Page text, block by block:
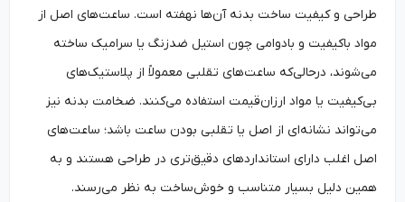
طراحی و کیفیت ساخت بدنه آن‌ها نهفته است. ساعت‌های اصل از
مواد باکیفیت و بادوامی چون استیل ضدزنگ یا سرامیک ساخته
می‌شوند، درحالی‌که ساعت‌های تقلبی معمولاً از پلاستیک‌های
بی‌کیفیت یا مواد ارزان‌قیمت استفاده می‌کنند. ضخامت بدنه نیز
می‌تواند نشانه‌ای از اصل یا تقلبی بودن ساعت باشد؛ ساعت‌های
اصل اغلب دارای استانداردهای دقیق‌تری در طراحی هستند و به
همین دلیل بسیار متناسب و خوش‌ساخت به نظر می‌رسند.